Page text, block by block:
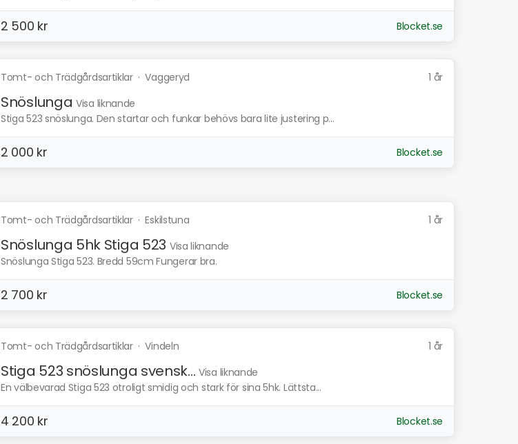
2 500 kr Blocket.se
Tomt- och Trädgårdsartiklar·Vaggeryd 1 år
Snöslunga Visa liknande
Stiga 523 snöslunga. Den startar och funkar behövs bara lite justering p...
2 000 kr Blocket.se
Tomt- och Trädgårdsartiklar·Eskilstuna 1 år
Snöslunga 5hk Stiga 523 Visa liknande
Snöslunga Stiga 523. Bredd 59cm Fungerar bra.
2 700 kr Blocket.se
Tomt- och Trädgårdsartiklar·Vindeln 1 år
Stiga 523 snöslunga svensk... Visa liknande
En välbevarad Stiga 523 otroligt smidig och stark för sina 5hk. Lättsta...
4 200 kr Blocket.se